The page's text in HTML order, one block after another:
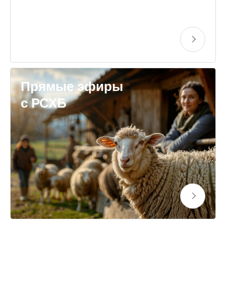
Прямые эфиры
с РСХБ